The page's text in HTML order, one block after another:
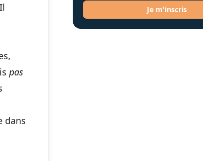
pas
dans
Je m'inscris